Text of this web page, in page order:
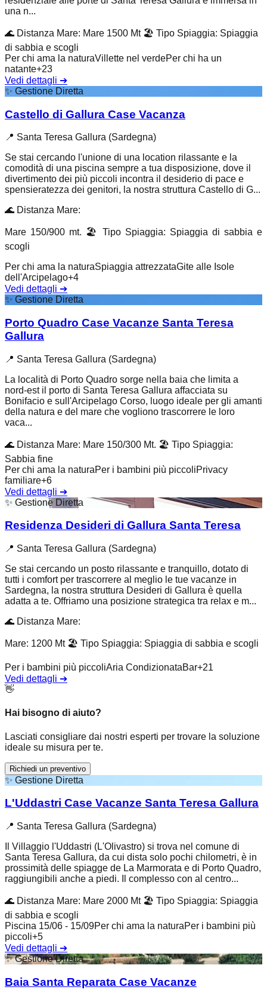
una n...
🌊 Distanza Mare: Mare 1500 Mt 🏖️ Tipo Spiaggia: Spiaggia
di sabbia e scogli
Per chi ama la naturaVillette nel verdePer chi ha un
natante+23
Vedi dettagli ➔
✨ Gestione Diretta
Castello di Gallura Case Vacanza
📍 Santa Teresa Gallura (Sardegna)
Se stai cercando l'unione di una location rilassante e la
comodità di una piscina sempre a tua disposizione, dove il
divertimento dei più piccoli incontra il desiderio di pace e
spensieratezza dei genitori, la nostra struttura Castello di G...
🌊 Distanza Mare:
Mare 150/900 mt. 🏖️ Tipo Spiaggia: Spiaggia di sabbia e
scogli
Per chi ama la naturaSpiaggia attrezzataGite alle Isole
dell'Arcipelago+4
Vedi dettagli ➔
✨ Gestione Diretta
Porto Quadro Case Vacanze Santa Teresa
Gallura
📍 Santa Teresa Gallura (Sardegna)
La località di Porto Quadro sorge nella baia che limita a
nord-est il porto di Santa Teresa Gallura affacciata su
Bonifacio e sull'Arcipelago Corso, luogo ideale per gli amanti
della natura e del mare che vogliono trascorrere le loro
vaca...
🌊 Distanza Mare: Mare 150/300 Mt. 🏖️ Tipo Spiaggia:
Sabbia fine
Per chi ama la naturaPer i bambini più piccoliPrivacy
familiare+6
Vedi dettagli ➔
✨ Gestione Diretta
Residenza Desideri di Gallura Santa Teresa
📍 Santa Teresa Gallura (Sardegna)
Se stai cercando un posto rilassante e tranquillo, dotato di
tutti i comfort per trascorrere al meglio le tue vacanze in
Sardegna, la nostra struttura Desideri di Gallura è quella
adatta a te. Offriamo una posizione strategica tra relax e m...
🌊 Distanza Mare:
Mare: 1200 Mt 🏖️ Tipo Spiaggia: Spiaggia di sabbia e scogli
Per i bambini più piccoliAria CondizionataBar+21
Vedi dettagli ➔
👋
Hai bisogno di aiuto?
Lasciati consigliare dai nostri esperti per trovare la soluzione
ideale su misura per te.
Richiedi un preventivo
✨ Gestione Diretta
L'Uddastri Case Vacanze Santa Teresa Gallura
📍 Santa Teresa Gallura (Sardegna)
Il Villaggio l'Uddastri (L'Olivastro) si trova nel comune di
Santa Teresa Gallura, da cui dista solo pochi chilometri, è in
prossimità delle spiagge de La Marmorata e di Porto Quadro,
raggiungibili anche a piedi. Il complesso con al centro...
🌊 Distanza Mare: Mare 2000 Mt 🏖️ Tipo Spiaggia: Spiaggia
di sabbia e scogli
Piscina 15/06 - 15/09Per chi ama la naturaPer i bambini più
piccoli+5
Vedi dettagli ➔
✨Gestione Diretta
Baia Santa Reparata Case Vacanze